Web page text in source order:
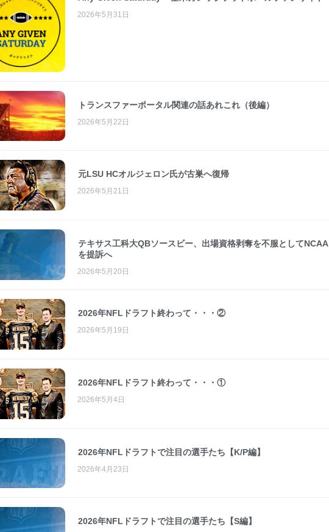
2026年5月31日
トランスファーポータル関連の話あれこれ（後編）
2026年5月22日
元LSU HCオルジェロン氏が古巣へ復帰
2026年5月21日
テキサス工科大QBソースビー、出場資格剥奪を不服としてNCAA
を提訴へ
2026年5月20日
2026年NFLドラフト終わって・・・②
2026年5月19日
2026年NFLドラフト終わって・・・①
2026年5月4日
2026年NFLドラフトで注目の選手たち【K/P編】
2026年4月23日
2026年NFLドラフトで注目の選手たち【S編】